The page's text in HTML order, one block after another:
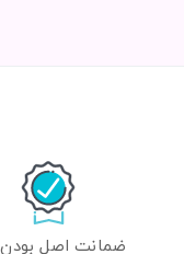
ضمانت اصل بودن